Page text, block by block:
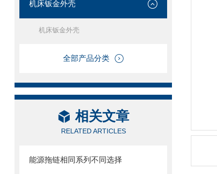
机床钣金外壳
机床钣金外壳
全部产品分类
相关文章
RELATED ARTICLES
能源拖链相同系列不同选择